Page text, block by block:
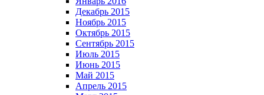
Декабрь 2015
Ноябрь 2015
Октябрь 2015
Сентябрь 2015
Июль 2015
Июнь 2015
Май 2015
Апрель 2015